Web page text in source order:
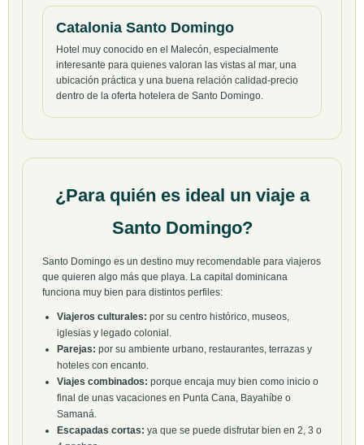
Catalonia Santo Domingo
Hotel muy conocido en el Malecón, especialmente
interesante para quienes valoran las vistas al mar, una
ubicación práctica y una buena relación calidad-precio
dentro de la oferta hotelera de Santo Domingo.
¿Para quién es ideal un viaje a
Santo Domingo?
Santo Domingo es un destino muy recomendable para viajeros
que quieren algo más que playa. La capital dominicana
funciona muy bien para distintos perfiles:
Viajeros culturales: por su centro histórico, museos,
iglesias y legado colonial.
Parejas: por su ambiente urbano, restaurantes, terrazas y
hoteles con encanto.
Viajes combinados: porque encaja muy bien como inicio o
final de unas vacaciones en Punta Cana, Bayahíbe o
Samaná.
Escapadas cortas: ya que se puede disfrutar bien en 2, 3 o